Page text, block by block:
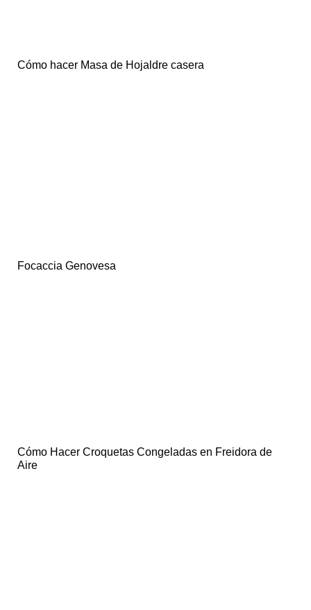
Cómo hacer Masa de Hojaldre casera
Focaccia Genovesa
Cómo Hacer Croquetas Congeladas en Freidora de
Aire